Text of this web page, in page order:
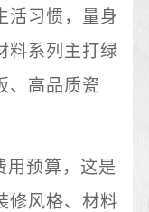
活习惯，量身
料系列主打绿
、高品质瓷
用预算，这是
修风格、材料